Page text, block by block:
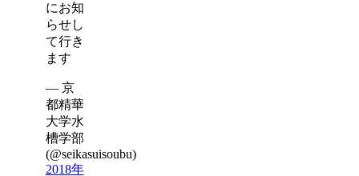
にお知
らせし
て行き
ます
— 京
都精華
大学水
槽学部
(@seikasuisoubu)
2018年